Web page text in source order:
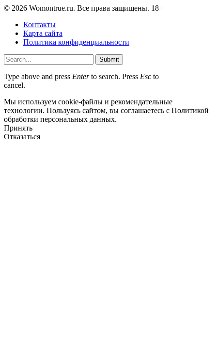
© 2026 Womontrue.ru. Все права защищены. 18+
Контакты
Карта сайта
Политика конфиденциальности
Submit
Type above and press Enterto search. Press Esc to
cancel.
Мы используем cookie-файлы и рекомендательные
технологии. Пользуясь сайтом, вы соглашаетесь с Политикой
обработки персональных данных.
Принять
Отказаться